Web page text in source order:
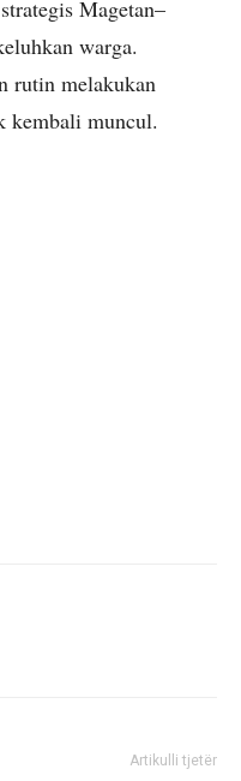
Magetan–
warga.
rutin melakukan
kembali muncul.
Artikulli tjetër